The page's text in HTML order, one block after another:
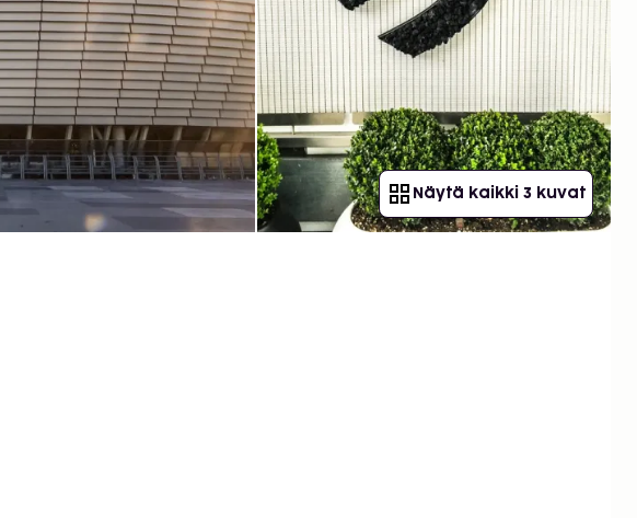
Näytä kaikki 3 kuvat